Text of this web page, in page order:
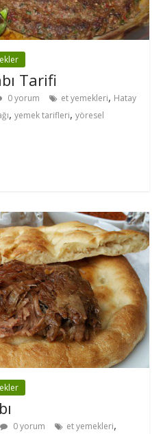
Tarifi
0 yorum et yemekleri, Hatay
, yemek tarifleri, yöresel
0 yorum et yemekleri,